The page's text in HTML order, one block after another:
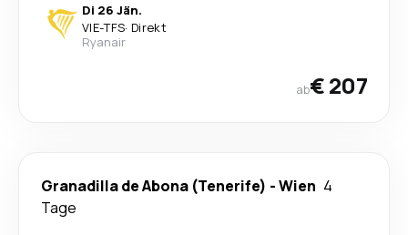
Di 26 Jän.
VIE-TFS· Direkt
Ryanair
ab€ 207
Granadilla de Abona (Tenerife) -Wien 4
Tage